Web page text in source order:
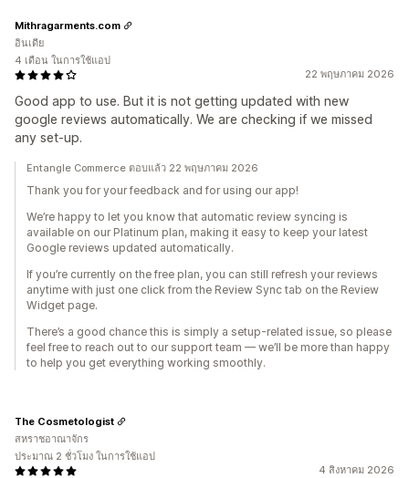
22 พฤษภาคม 2026
Good app to use. But it is not getting updated with new
google reviews automatically. We are checking if we missed
any set-up.
Mithragarments.com
อินเดีย
4 เดือน ในการใช้แอป
Entangle Commerce ตอบแล้ว 22 พฤษภาคม 2026
Thank you for your feedback and for using our app!
We’re happy to let you know that automatic review syncing is
available on our Platinum plan, making it easy to keep your latest
Google reviews updated automatically.
If you’re currently on the free plan, you can still refresh your reviews
anytime with just one click from the Review Sync tab on the Review
Widget page.
There’s a good chance this is simply a setup-related issue, so please
feel free to reach out to our support team — we’ll be more than happy
to help you get everything working smoothly.
4 สิงหาคม 2026
The Cosmetologist
สหราชอาณาจักร
ประมาณ 2 ชั่วโมง ในการใช้แอป